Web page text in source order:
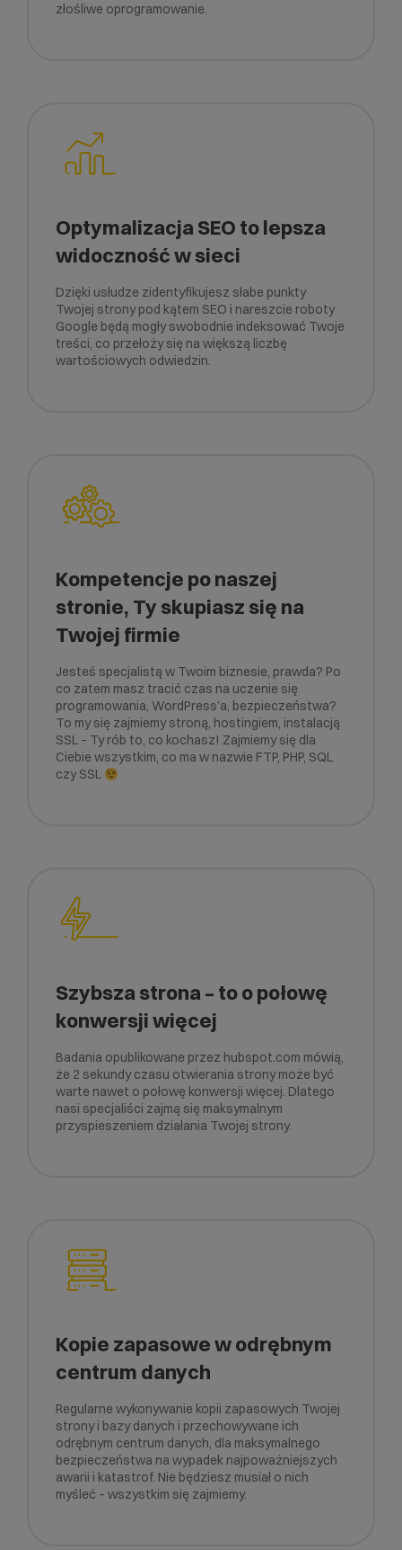
złośliwe oprogramowanie.
Optymalizacja SEO to lepsza
widoczność w sieci
Dzięki usłudze zidentyfikujesz słabe punkty
Twojej strony pod kątem SEO i nareszcie roboty
Google będą mogły swobodnie indeksować Twoje
treści, co przełoży się na większą liczbę
wartościowych odwiedzin.
Kompetencje po naszej
stronie, Ty skupiasz się na
Twojej firmie
Jesteś specjalistą w Twoim biznesie, prawda? Po
co zatem masz tracić czas na uczenie się
programowania, WordPress’a, bezpieczeństwa?
To my się zajmiemy stroną, hostingiem, instalacją
SSL – Ty rób to, co kochasz! Zajmiemy się dla
Ciebie wszystkim, co ma w nazwie FTP, PHP, SQL
czy SSL
Szybsza strona – to o połowę
konwersji więcej
Badania opublikowane przez hubspot.com mówią,
że 2 sekundy czasu otwierania strony może być
warte nawet o połowę konwersji więcej. Dlatego
nasi specjaliści zajmą się maksymalnym
przyspieszeniem działania Twojej strony.
Kopie zapasowe w odrębnym
centrum danych
Regularne wykonywanie kopii zapasowych Twojej
strony i bazy danych i przechowywane ich
odrębnym centrum danych, dla maksymalnego
bezpieczeństwa na wypadek najpoważniejszych
awarii i katastrof. Nie będziesz musiał o nich
myśleć – wszystkim się zajmiemy.